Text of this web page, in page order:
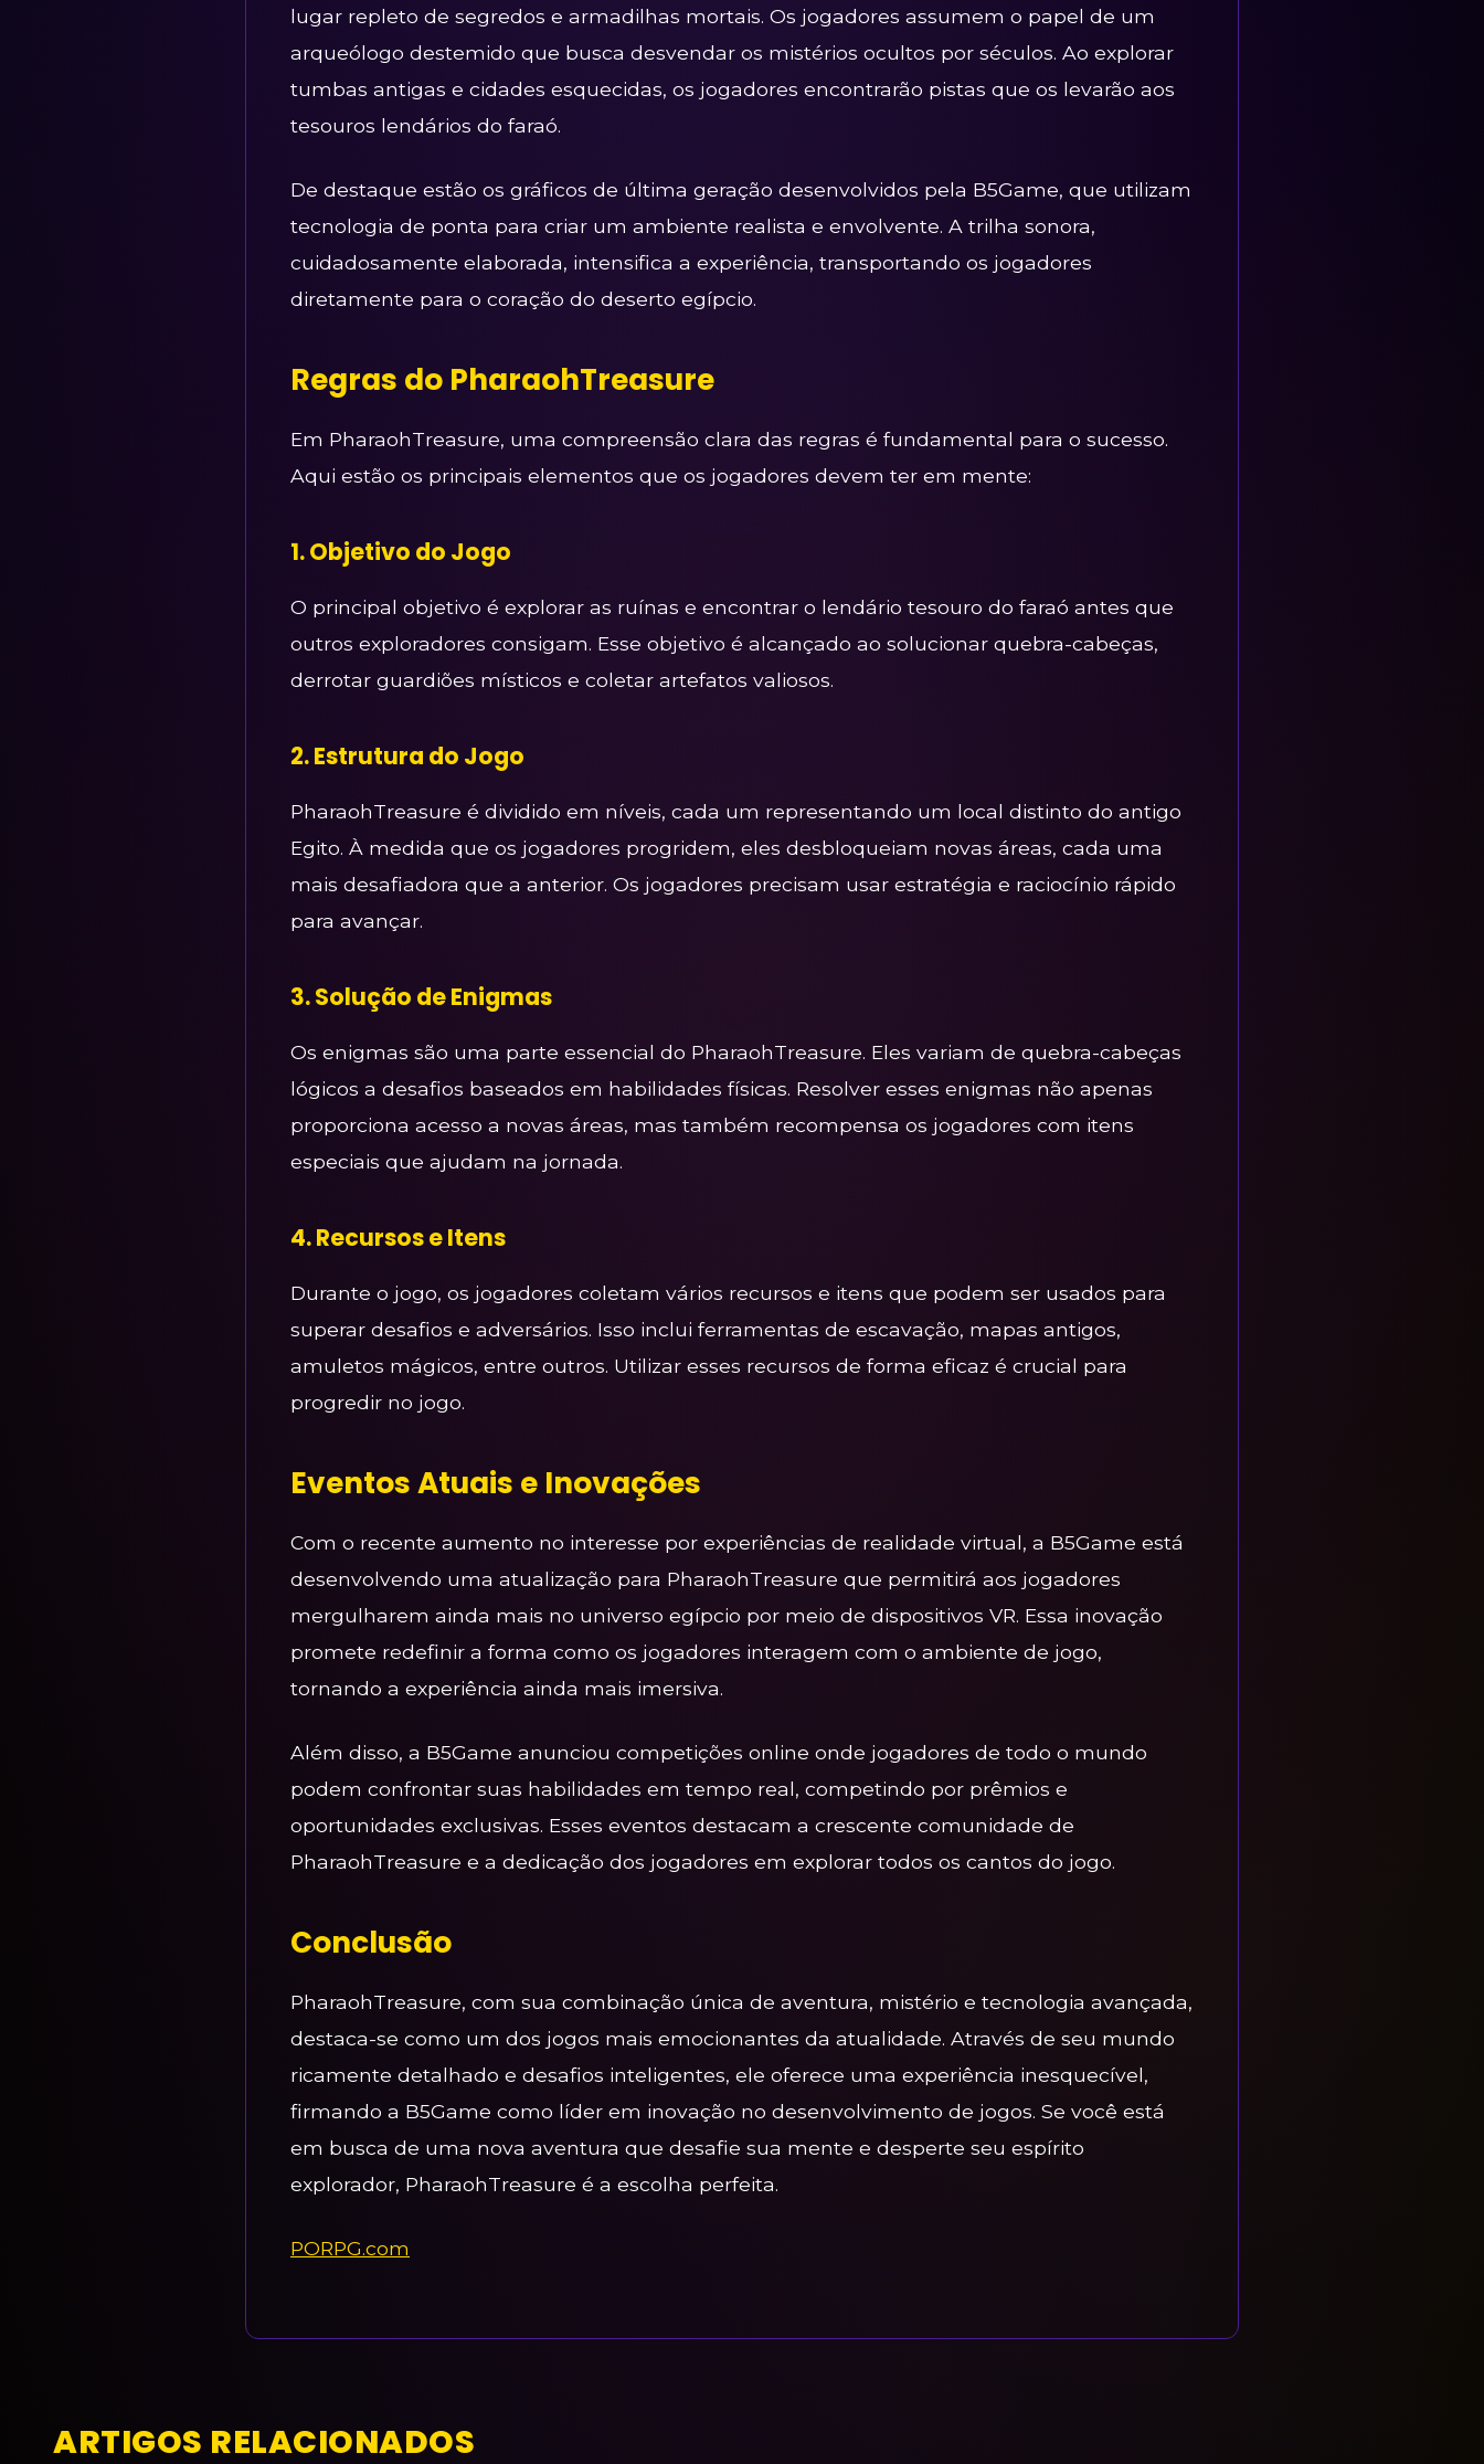
lugar repleto de segredos e armadilhas mortais. Os jogadores assumem o papel de um
arqueólogo destemido que busca desvendar os mistérios ocultos por séculos. Ao explorar
tumbas antigas e cidades esquecidas, os jogadores encontrarão pistas que os levarão aos
tesouros lendários do faraó.
De destaque estão os gráficos de última geração desenvolvidos pela B5Game, que utilizam
tecnologia de ponta para criar um ambiente realista e envolvente. A trilha sonora,
cuidadosamente elaborada, intensifica a experiência, transportando os jogadores
diretamente para o coração do deserto egípcio.
Regras do PharaohTreasure
Em PharaohTreasure, uma compreensão clara das regras é fundamental para o sucesso.
Aqui estão os principais elementos que os jogadores devem ter em mente:
1. Objetivo do Jogo
O principal objetivo é explorar as ruínas e encontrar o lendário tesouro do faraó antes que
outros exploradores consigam. Esse objetivo é alcançado ao solucionar quebra-cabeças,
derrotar guardiões místicos e coletar artefatos valiosos.
2. Estrutura do Jogo
PharaohTreasure é dividido em níveis, cada um representando um local distinto do antigo
Egito. À medida que os jogadores progridem, eles desbloqueiam novas áreas, cada uma
mais desafiadora que a anterior. Os jogadores precisam usar estratégia e raciocínio rápido
para avançar.
3. Solução de Enigmas
Os enigmas são uma parte essencial do PharaohTreasure. Eles variam de quebra-cabeças
lógicos a desafios baseados em habilidades físicas. Resolver esses enigmas não apenas
proporciona acesso a novas áreas, mas também recompensa os jogadores com itens
especiais que ajudam na jornada.
4. Recursos e Itens
Durante o jogo, os jogadores coletam vários recursos e itens que podem ser usados para
superar desafios e adversários. Isso inclui ferramentas de escavação, mapas antigos,
amuletos mágicos, entre outros. Utilizar esses recursos de forma eficaz é crucial para
progredir no jogo.
Eventos Atuais e Inovações
Com o recente aumento no interesse por experiências de realidade virtual, a B5Game está
desenvolvendo uma atualização para PharaohTreasure que permitirá aos jogadores
mergulharem ainda mais no universo egípcio por meio de dispositivos VR. Essa inovação
promete redefinir a forma como os jogadores interagem com o ambiente de jogo,
tornando a experiência ainda mais imersiva.
Além disso, a B5Game anunciou competições online onde jogadores de todo o mundo
podem confrontar suas habilidades em tempo real, competindo por prêmios e
oportunidades exclusivas. Esses eventos destacam a crescente comunidade de
PharaohTreasure e a dedicação dos jogadores em explorar todos os cantos do jogo.
Conclusão
PharaohTreasure, com sua combinação única de aventura, mistério e tecnologia avançada,
destaca-se como um dos jogos mais emocionantes da atualidade. Através de seu mundo
ricamente detalhado e desafios inteligentes, ele oferece uma experiência inesquecível,
firmando a B5Game como líder em inovação no desenvolvimento de jogos. Se você está
em busca de uma nova aventura que desafie sua mente e desperte seu espírito
explorador, PharaohTreasure é a escolha perfeita.
PORPG.com
ARTIGOS RELACIONADOS